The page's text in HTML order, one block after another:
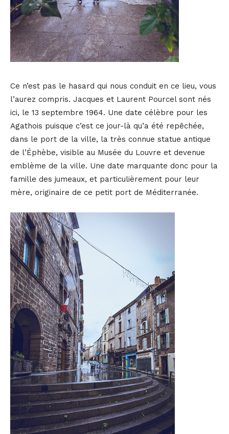
Ce n’est pas le hasard qui nous conduit en ce lieu, vous
l’aurez compris. Jacques et Laurent Pourcel sont nés
ici, le 13 septembre 1964. Une date célèbre pour les
Agathois puisque c’est ce jour-là qu’a été repêchée,
dans le port de la ville, la très connue statue antique
de l’Éphèbe, visible au Musée du Louvre et devenue
emblème de la ville. Une date marquante donc pour la
famille des jumeaux, et particulièrement pour leur
mère, originaire de ce petit port de Méditerranée.